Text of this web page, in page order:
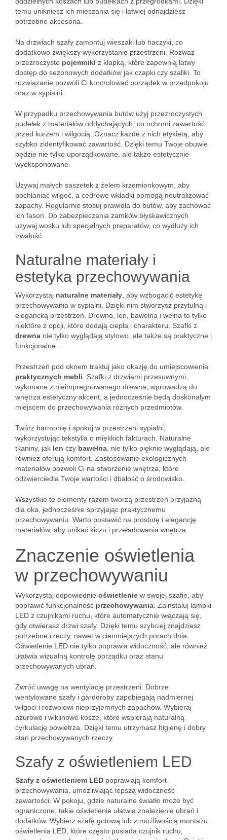
temu unikniesz ich mieszania się i łatwiej odnajdziesz
potrzebne akcesoria.
Na drzwiach szafy zamontuj wieszaki lub haczyki, co
dodatkowo zwiększy wykorzystanie przestrzeni. Rozważ
przezroczyste pojemniki z klapką, które zapewnią łatwy
dostęp do sezonowych dodatków jak czapki czy szaliki. To
rozwiązanie pozwoli Ci kontrolować porządek w przedpokoju
oraz w sypialni.
W przypadku przechowywania butów użyj przezroczystych
pudełek z materiałów oddychających, co ochroni zawartość
przed kurzem i wilgocią. Oznacz każde z nich etykietą, aby
szybko zidentyfikować zawartość. Dzięki temu Twoje obuwie
będzie nie tylko uporządkowane, ale także estetycznie
wyeksponowane.
Używaj małych saszetek z żelem krzemionkowym, aby
pochłaniać wilgoć, a cedrowe wkładki pomogą neutralizować
zapachy. Regularnie stosuj prawidła do butów, aby zachować
ich fason. Do zabezpieczania zamków błyskawicznych
używaj wosku lub specjalnych preparatów, co wydłuży ich
trwałość.
Naturalne materiały i
estetyka przechowywania
Wykorzystaj naturalne materiały , aby wzbogacić estetykę
przechowywania w sypialni. Dzięki nim stworzysz przytulną i
elegancką przestrzeń. Drewno, len, bawełna i wełna to tylko
niektóre z opcji, które dodają ciepła i charakteru. Szafki z
drewna nie tylko wyglądają stylowo, ale także są praktyczne i
funkcjonalne.
Przestrzeń pod oknem traktuj jako okazję do umiejscowienia
praktycznych mebli . Szafki z drzwiami przesuwnymi,
wykonane z nieimpregnowanego drewna, wprowadzą do
wnętrza estetyczny akcent, a jednocześnie będą doskonałym
miejscem do przechowywania różnych przedmiotów.
Twórz harmonię i spokój w przestrzeni sypialni,
wykorzystując tekstylia o miękkich fakturach. Naturalne
tkaniny, jak len czy bawełna , nie tylko pięknie wyglądają, ale
również oferują komfort. Zastosowanie ekologicznych
materiałów pozwoli Ci na stworzenie wnętrza, które
odzwierciedla Twoje wartości i dbałość o środowisko.
Wszystkie te elementy razem tworzą przestrzeń przyjazną
dla oka, jednocześnie sprzyjając praktycznemu
przechowywaniu. Warto postawić na prostotę i elegancję
materiałów, aby unikać kiczu i przeładowania wnętrza.
Znaczenie oświetlenia
w przechowywaniu
Wykorzystaj odpowiednie oświetlenie w swojej szafie, aby
poprawić funkcjonalność przechowywania . Zainstaluj lampki
LED z czujnikami ruchu, które automatycznie włączają się,
gdy otwierasz drzwi szafy. Dzięki temu szybciej znajdziesz
potrzebne rzeczy, nawet w ciemniejszych porach dnia.
Oświetlenie LED nie tylko poprawia widoczność, ale również
ułatwia wizualną kontrolę porządku oraz stanu
przechowywanych ubrań.
Zwróć uwagę na wentylację przestrzeni. Dobrze
wentylowane szafy i garderoby zapobiegają nadmiernej
wilgoci i rozwojowi nieprzyjemnych zapachów. Wybieraj
ażurowe i wiklinowe kosze, które wspierają naturalną
cyrkulację powietrza. Dzięki temu utrzymasz higienę i dobry
stan przechowywanych rzeczy.
Szafy z oświetleniem LED
Szafy z oświetleniem LED poprawiają komfort
przechowywania, umożliwiając lepszą widoczność
zawartości. W pokoju, gdzie naturalne światło może być
ograniczone, takie oświetlenie ułatwia znalezienie ubrań i
dodatków. Wybierz szafę gotową lub z możliwością montażu
oświetlenia LED, które często posiada czujnik ruchu,